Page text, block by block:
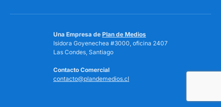
Una Empresa de Plan de Medios
Isidora Goyenechea #3000, oficina 2407
Las Condes, Santiago
Contacto Comercial
contacto@plandemedios.cl